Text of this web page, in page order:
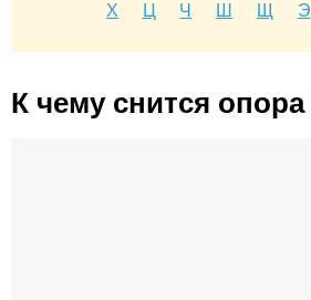
Х
Ц Ч Ш Щ Э
К чему снится опора